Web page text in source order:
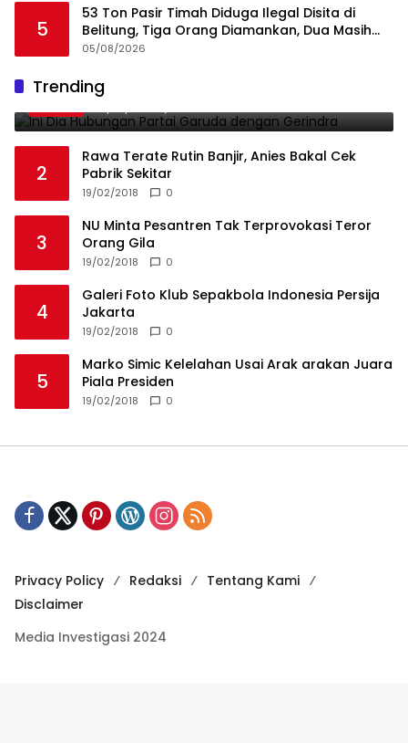
5
53 Ton Pasir Timah Diduga Ilegal Disita di
Belitung, Tiga Orang Diamankan, Dua Masih
Diburu
05/08/2026
Trending
1
Gerindra
2
Rawa Terate Rutin Banjir, Anies Bakal Cek
Pabrik Sekitar
19/02/2018 0
3
NU Minta Pesantren Tak Terprovokasi Teror
Orang Gila
19/02/2018 0
4
Galeri Foto Klub Sepakbola Indonesia Persija
Jakarta
19/02/2018 0
5
Marko Simic Kelelahan Usai Arak arakan Juara
Piala Presiden
19/02/2018 0
Privacy Policy Redaksi
Tentang Kami
Disclaimer
Media Investigasi 2024